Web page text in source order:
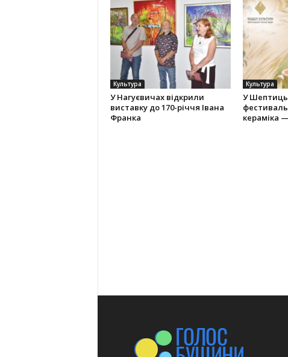
Культура
У Нагуєвичах відкрили
виставку до 170-річчя Івана
Франка
Культура
У
кераміка